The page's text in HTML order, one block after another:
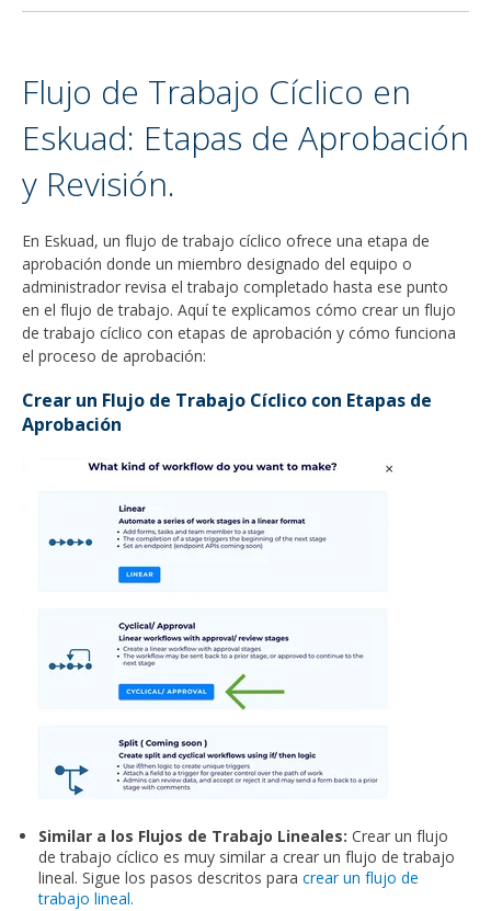
Flujo de Trabajo Cíclico en
Eskuad: Etapas de Aprobación
y Revisión.
En Eskuad, un flujo de trabajo cíclico ofrece una etapa de
aprobación donde un miembro designado del equipo o
administrador revisa el trabajo completado hasta ese punto
en el flujo de trabajo. Aquí te explicamos cómo crear un flujo
de trabajo cíclico con etapas de aprobación y cómo funciona
el proceso de aprobación:
Crear un Flujo de Trabajo Cíclico con Etapas de
Aprobación
Similar a los Flujos de Trabajo Lineales:Crear un flujo
de trabajo cíclico es muy similar a crear un flujo de trabajo
lineal. Sigue los pasos descritos paracrear un flujo de
trabajo lineal.